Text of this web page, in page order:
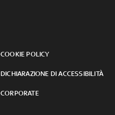
COOKIE POLICY
DICHIARAZIONE DI ACCESSIBILITÀ
CORPORATE